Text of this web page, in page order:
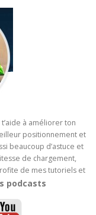
t’aide à améliorer ton
positionnement et
beaucoup d’astuce et
de chargement,
de mes tutoriels et
podcasts